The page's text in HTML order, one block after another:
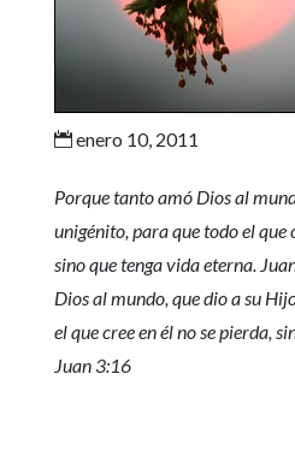
enero 10, 2011
Porque tanto amó Dios al
unigénito, para que todo el que
sino que tenga vida eterna.
Dios al mundo, que dio a su
el que cree en él no se pierda,
Juan 3:16